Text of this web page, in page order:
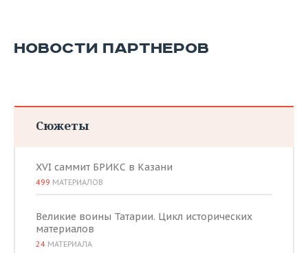
НОВОСТИ ПАРТНЕРОВ
Сюжеты
XVI саммит БРИКС в Казани
499 МАТЕРИАЛОВ
Великие воины Татарии. Цикл исторических
материалов
24 МАТЕРИАЛА